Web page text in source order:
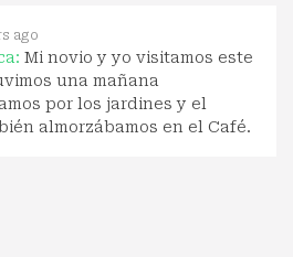
ago
Mi novio y yo visitamos este
una mañana
por los jardines y el
almorzábamos en el Café.